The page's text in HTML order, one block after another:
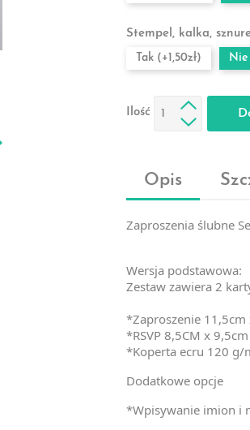
Stempel, kalka,
Tak (+1,50zł)
Nie
Ilość
Opis
Zaproszenia ślubne
Wersja podstawowa:
Zestaw zawiera 2
*Zaproszenie 11,5cm
*RSVP 8,5CM x 9,5cm
*Koperta ecru 120 g/
Dodatkowe opcje
*Wpisywanie imion i